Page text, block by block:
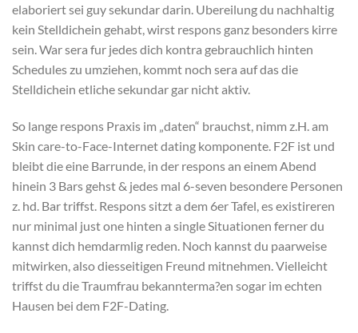
elaboriert sei guy sekundar darin. Ubereilung du nachhaltig
kein Stelldichein gehabt, wirst respons ganz besonders kirre
sein. War sera fur jedes dich kontra gebrauchlich hinten
Schedules zu umziehen, kommt noch sera auf das die
Stelldichein etliche sekundar gar nicht aktiv.
So lange respons Praxis im „daten“ brauchst, nimm z.H. am
Skin care-to-Face-Internet dating komponente. F2F ist und
bleibt die eine Barrunde, in der respons an einem Abend
hinein 3 Bars gehst & jedes mal 6-seven besondere Personen
z. hd. Bar triffst. Respons sitzt a dem 6er Tafel, es existireren
nur minimal just one hinten a single Situationen ferner du
kannst dich hemdarmlig reden. Noch kannst du paarweise
mitwirken, also diesseitigen Freund mitnehmen. Vielleicht
triffst du die Traumfrau bekannterma?en sogar im echten
Hausen bei dem F2F-Dating.